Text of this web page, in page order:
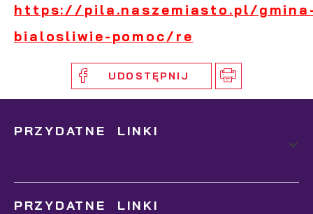
https://pila.naszemiasto.pl/
bialosliwie-pomoc/re
UDOSTĘPNIJ
PRZYDATNE LINKI
PRZYDATNE LINKI